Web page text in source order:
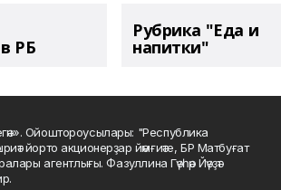
РБ
Рубрика "Еда и
напитки"
Ойоштороусылары: "Республика
йорто акционерҙар йәмғиәте, БР Матбуғат
агентлығы. Фазуллина Гәүһәр Йәүҙәт